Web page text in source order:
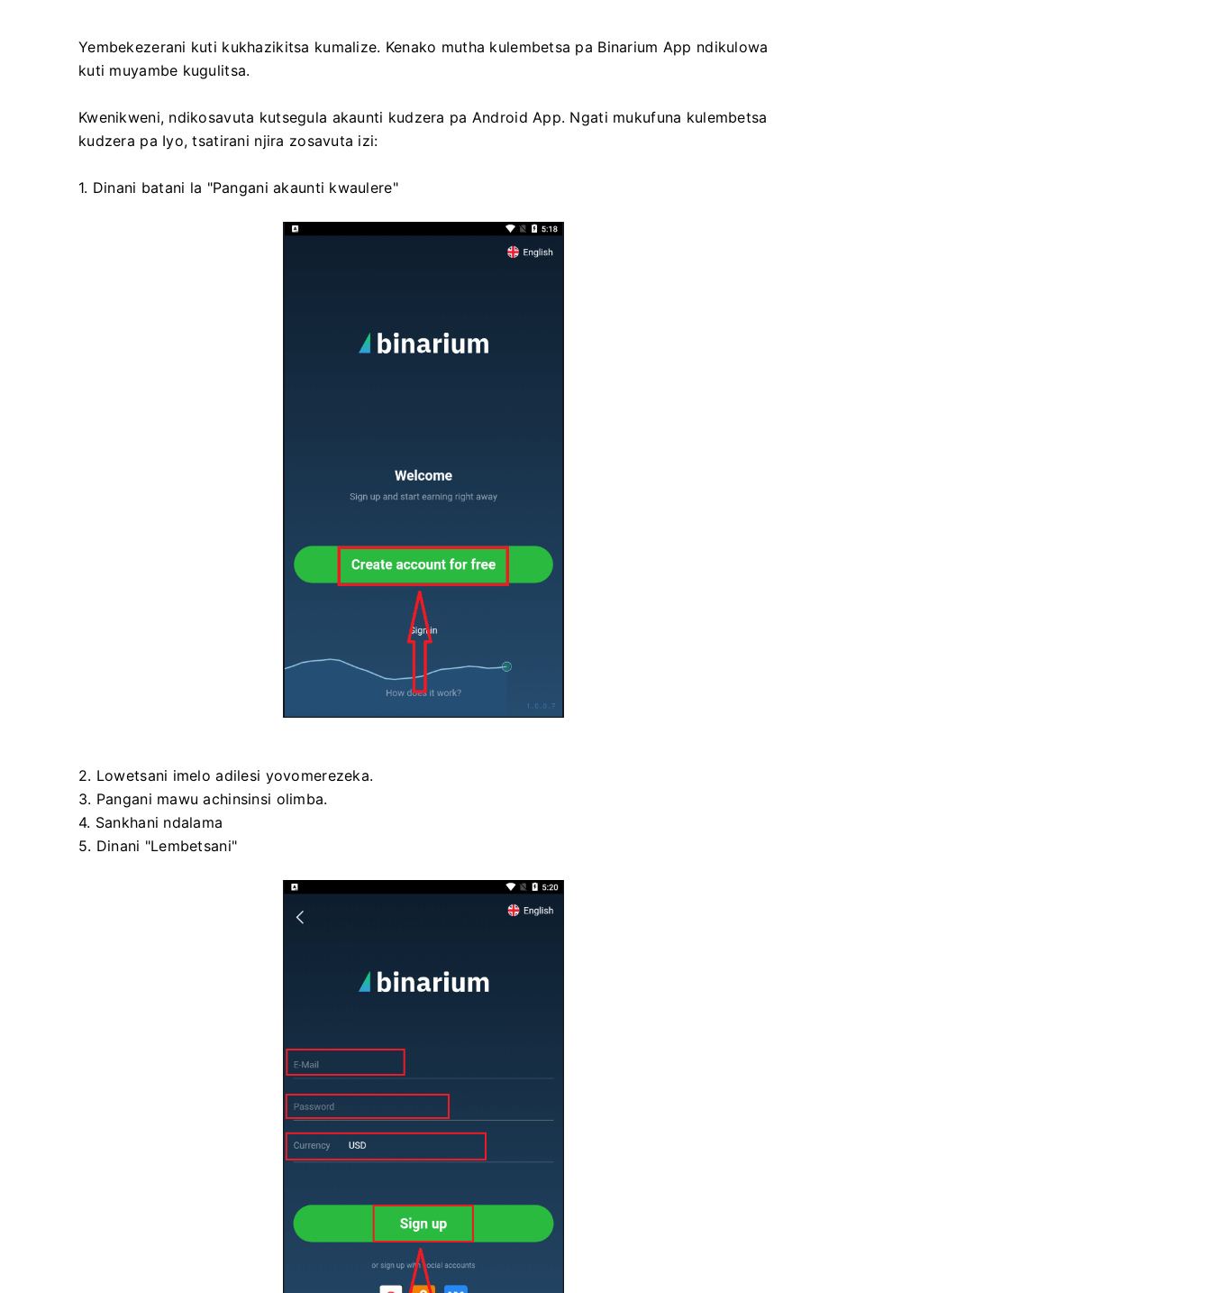
Yembekezerani kuti kukhazikitsa kumalize. Kenako mutha kulembetsa pa Binarium App ndikulowa
kuti muyambe kugulitsa.
Kwenikweni, ndikosavuta kutsegula akaunti kudzera pa Android App. Ngati mukufuna kulembetsa
kudzera pa Iyo, tsatirani njira zosavuta izi:
1. Dinani batani la "Pangani akaunti kwaulere"
2. Lowetsani imelo adilesi yovomerezeka.
3. Pangani mawu achinsinsi olimba.
4. Sankhani ndalama
5. Dinani "Lembetsani"